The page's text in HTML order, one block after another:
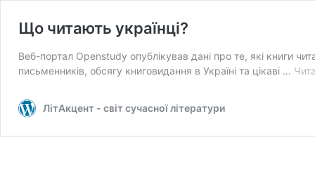
Що читають українці?
Веб-портал Openstudy опублікував дані про те, які книги
письменників, обсягу книговидання в Україні та цікаві …
ЛітАкцент - світ сучасної літератури